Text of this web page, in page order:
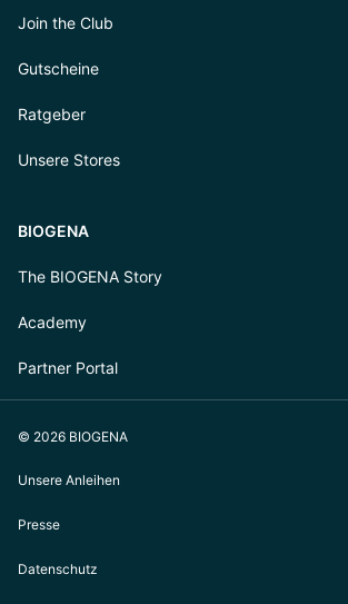
Join the Club
Gutscheine
Ratgeber
Unsere Stores
BIOGENA
The BIOGENA Story
Academy
Partner Portal
© 2026 BIOGENA
Unsere Anleihen
Presse
Datenschutz